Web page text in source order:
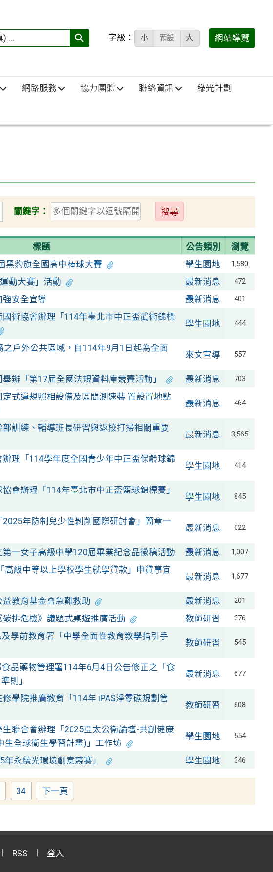
搜
填)：
字級： 小 預設 大 網站導覽
網路服務 協力團體 聯絡資訊 綠光計劃
關鍵字：
送
出
標題 公告類別
瀏覽
黑豹旗全國高中棒球大賽 學生園地 1,580
動大賽」活動 最新消息 472
強安全宣導 最新消息 401
術協會辦理「114年臺北市中正盃武術錦標
學生園地 444
之戶外公共區域，自114年9月1日起為全面
來文宣導 557
辦「第17屆全國法規資料庫競賽活動」 最新消息 703
式違規照相設備及區間測速裝 置設置地點
最新消息 464
訓練、輔導班長研習與返校打掃相關重要
最新消息 3,565
理「114學年度全國青少年中正盃保齡球錦
學生園地 414
會辦理「114年臺北市中正盃籃球錦標賽」
學生園地 845
2025年防制兒少性剝削國際研討會」簡章一
最新消息 622
第一女子高級中學120屆畢業紀念品徵稿活動 最新消息 1,007
高級中等以上學校學生就學貸款」申貸事宜
最新消息 1,677
教育基金會急難救助 最新消息 201
碳排危機》議題式桌遊推廣活動 教師研習 376
及學前教育署「中學全面性教育教學指引手
教師研習 545
食品藥物管理署114年6月4日公告修正之「食
則」
最新消息 677
學院推廣教育「114年 iPAS淨零碳規劃管
教師研習 608
聯合會辦理「2025亞太公衛論壇-共創健康
生全球衛生學習計畫)」工作坊
學生園地 554
永續光環境創意競賽」 學生園地 346
Page
34 下一頁
RSS 登入